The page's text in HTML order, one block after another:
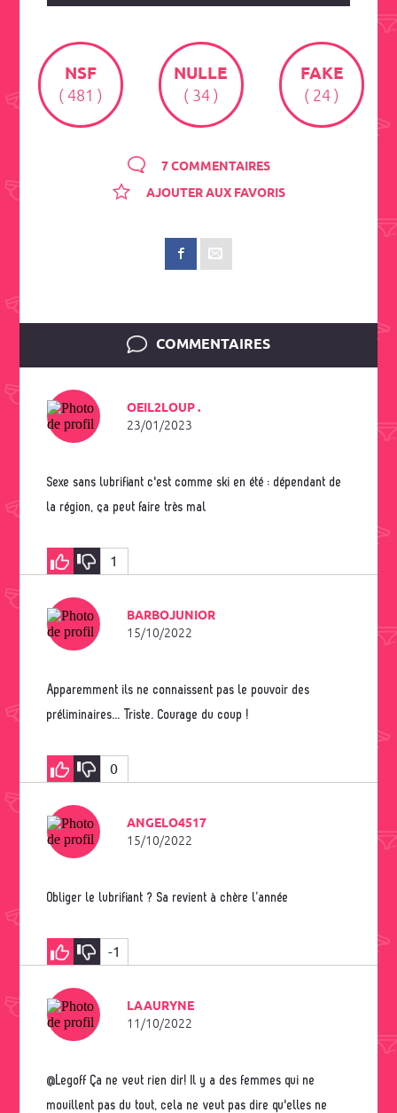
NSF
( 481 )
NULLE
( 34 )
FAKE
( 24 )
7 COMMENTAIRES
AJOUTER AUX FAVORIS
COMMENTAIRES
OEIL2LOUP .
23/01/2023
Sexe sans lubrifiant c'est comme ski en été : dépendant de
la région, ça peut faire très mal
1
BARBOJUNIOR
15/10/2022
Apparemment ils ne connaissent pas le pouvoir des
préliminaires... Triste. Courage du coup !
0
ANGELO4517
15/10/2022
Obliger le lubrifiant ? Sa revient à chère l’année
-1
LAAURYNE
11/10/2022
@legoff Ça ne veut rien dir! Il y a des femmes qui ne
mouillent pas du tout, cela ne veut pas dire qu'elles ne